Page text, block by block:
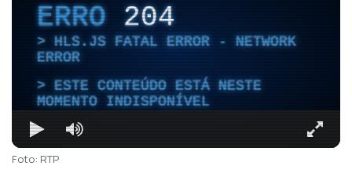
ERRO204
HLS.JS FATAL ERROR - NETWORK
ERROR
ESTE CONTEÚDO ESTÁ NESTE
MOMENTO INDISPONÍVEL
Foto: RTP